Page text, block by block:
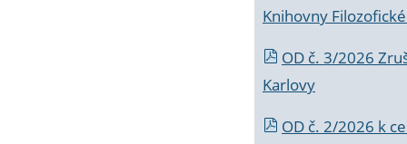
Knihovny
OD č. 3/2026
Karlovy
OD č. 2/2026 k